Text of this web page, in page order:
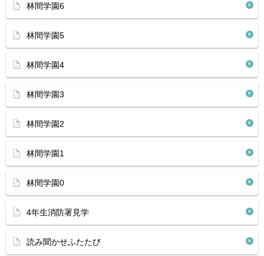
林間学園6
林間学園5
林間学園4
林間学園3
林間学園2
林間学園1
林間学園0
4年生消防署見学
読み聞かせふたたび